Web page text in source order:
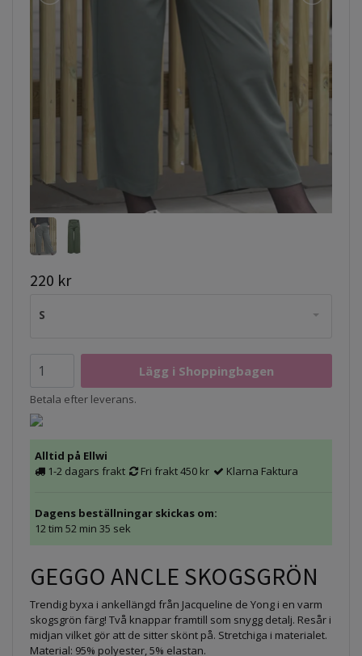
220 kr
S
Betala efter leverans.
Alltid på Ellwi
1-2 dagars frakt
Fri frakt 450 kr Klarna Faktura
Dagens beställningar skickas om:
12 tim 52 min 34 sek
GEGGO ANCLE SKOGSGRÖN
Trendig byxa i ankellängd från Jacqueline de Yong i en varm
skogsgrön färg! Två knappar framtill som snygg detalj. Resår i
midjan vilket gör att de sitter skönt på. Stretchiga i materialet.
Material: 95% polyester, 5% elastan.